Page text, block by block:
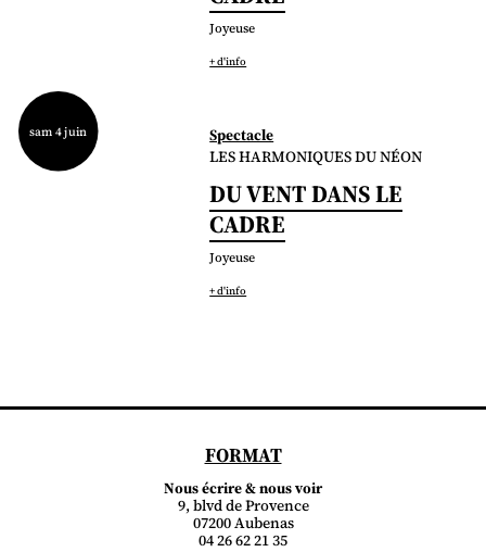
Joyeuse
+ d'info
Spectacle
sam 4 juin
LES HARMONIQUES DU NÉON
DU VENT DANS LE
CADRE
Joyeuse
+ d'info
FORMAT
Nous écrire & nous voir
9, blvd de Provence
07200 Aubenas
04 26 62 21 35